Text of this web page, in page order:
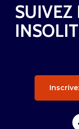
SUIVEZ